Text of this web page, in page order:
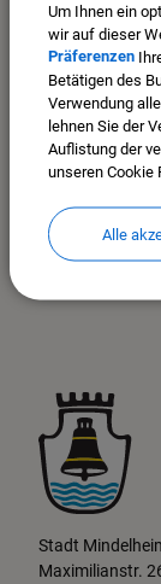
Stadt
Maximilianstr.
Um Ihnen ein
wir auf dieser
Präferenzen
Betätigen des
Verwendung
lehnen Sie der
Auflistung der
unseren Cookie
Alle